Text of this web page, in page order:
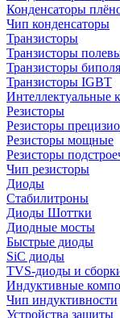
Конденсаторы
Чип конденсаторы
Транзисторы
Транзисторы
Транзисторы
Транзисторы IGBT
Интеллектуальные
Резисторы
Резисторы
Резисторы мощные
Резисторы
Чип резисторы
Диоды
Стабилитроны
Диоды Шоттки
Диодные мосты
Быстрые диоды
SiC диоды
TVS-диоды и
Индуктивные
Чип индуктивности
Устройства защиты